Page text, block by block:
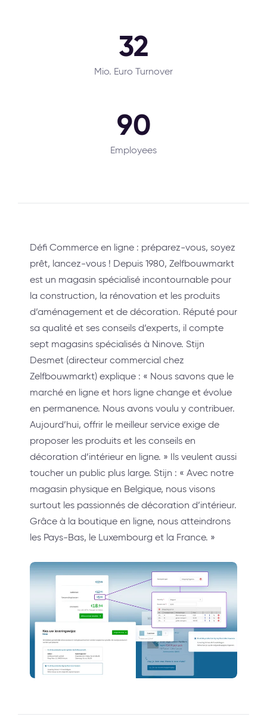
32
Mio. Euro Turnover
90
Employees
Défi Commerce en ligne : préparez-vous, soyez
prêt, lancez-vous ! Depuis 1980, Zelfbouwmarkt
est un magasin spécialisé incontournable pour
la construction, la rénovation et les produits
d’aménagement et de décoration. Réputé pour
sa qualité et ses conseils d’experts, il compte
sept magasins spécialisés à Ninove. Stijn
Desmet (directeur commercial chez
Zelfbouwmarkt) explique : « Nous savons que le
marché en ligne et hors ligne change et évolue
en permanence. Nous avons voulu y contribuer.
Aujourd’hui, offrir le meilleur service exige de
proposer les produits et les conseils en
décoration d’intérieur en ligne. » Ils veulent aussi
toucher un public plus large. Stijn : « Avec notre
magasin physique en Belgique, nous visons
surtout les passionnés de décoration d’intérieur.
Grâce à la boutique en ligne, nous atteindrons
les Pays-Bas, le Luxembourg et la France. »